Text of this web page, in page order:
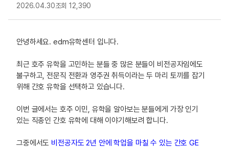
2026.04.30조회 12,390
안녕하세요. edm유학센터 입니다.
최근 호주 유학을 고민하는 분들 중 많은 분들이 비전공자임에도
불구하고, 전문직 전환과 영주권 취득이라는 두 마리 토끼를 잡기
위해 간호 유학을 선택하고 있습니다.
이번 글에서는 호주 이민, 유학을 알아보는 분들에게 가장 인기
있는 직종인 간호 유학에 대해 이야기해보려 합니다.
그중에서도 비전공자도 2년 안에 학업을 마칠 수 있는 간호 GE